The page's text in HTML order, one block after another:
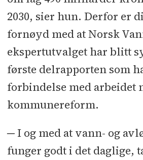
2030, sier hun. Derfor er
fornøyd med at Norsk
ekspertutvalget har blitt
første delrapporten som
forbindelse med arbeidet
kommunereform.
─ I og med at vann- og
funger godt i det daglige,